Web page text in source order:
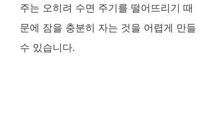
주는 오히려 수면 주기를 떨어뜨리기 때
문에 잠을 충분히 자는 것을 어렵게 만들
수 있습니다.